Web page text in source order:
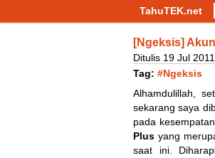
TahuTEK.net
[Ngeksis]
Ditulis 19 Jul 2011
Tag: #Ngeksis
Alhamdulillah,
sekarang saya
pada
Plus yang
saat ini.